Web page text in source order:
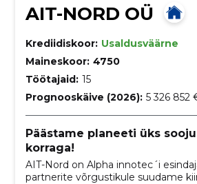
AIT-NORD OÜ
Krediidiskoor: Usaldusväärne
Maineskoor: 4750
Töötajaid: 15
Prognooskäive (2026): 5 326 852
Päästame planeeti üks
korraga!
AIT-Nord on Alpha innotec´i
partnerite võrgustikule suudame